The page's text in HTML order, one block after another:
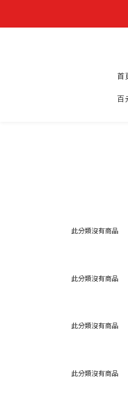
首
百
此分類沒有商品
此分類沒有商品
此分類沒有商品
此分類沒有商品